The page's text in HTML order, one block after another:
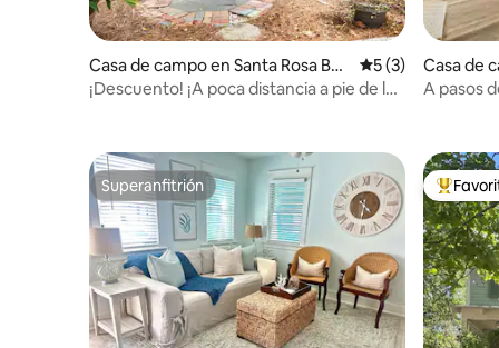
Casa de campo en Santa Rosa Bea
ch
Calificación
5 (3)
¡Descuento! ¡A poca distancia a pie de la
Casa de
h
A pasos
Superanfitrión
Superanfitrión De los